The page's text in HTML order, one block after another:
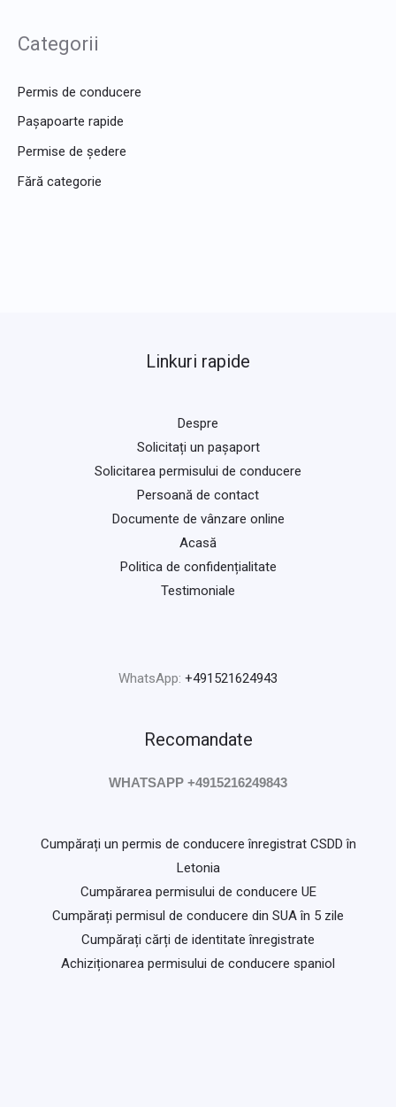
Categorii
Permis de conducere
Pașapoarte rapide
Permise de ședere
Fără categorie
Linkuri rapide
Despre
Solicitați un pașaport
Solicitarea permisului de conducere
Persoană de contact
Documente de vânzare online
Acasă
Politica de confidențialitate
Testimoniale
WhatsApp: +491521624943
Recomandate
WHATSAPP +4915216249843
Cumpărați un permis de conducere înregistrat CSDD în
Letonia
Cumpărarea permisului de conducere UE
Cumpărați permisul de conducere din SUA în 5 zile
Cumpărați cărți de identitate înregistrate
Achiziționarea permisului de conducere spaniol